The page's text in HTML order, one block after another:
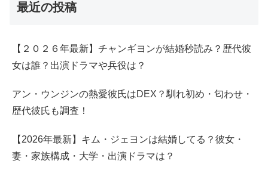
最近の投稿
【２０２６年最新】チャンギヨンが結婚秒読み？歴代彼
女は誰？出演ドラマや兵役は？
アン・ウンジンの熱愛彼氏はDEX？馴れ初め・匂わせ・
歴代彼氏も調査！
【2026年最新】キム・ジェヨンは結婚してる？彼女・
妻・家族構成・大学・出演ドラマは？